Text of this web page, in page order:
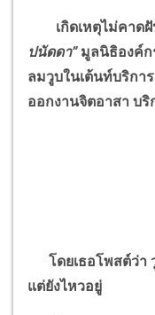
เกิดเหตุไม่คาดฝัน
ปนัดดา”มูลนิธิองค์ก
ลมวูบในเต้นท์บริกา
ออกงานจิตอาสา บ
โดยเธอโพสต์ว่า
แต่ยังไหวอยู่